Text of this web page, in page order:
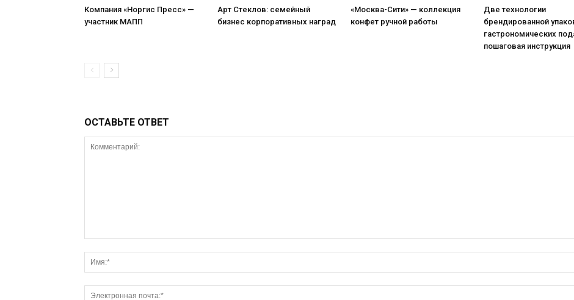
Компания «Норгис Пресс» —
участник МАПП
Арт Стеклов: семейный
бизнес корпоративных наград
«Москва-Сити» — коллекция
конфет ручной работы
Две технологии
брендированной
гастрономических
пошаговая инструкция
ОСТАВЬТЕ ОТВЕТ